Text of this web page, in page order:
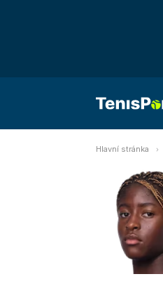
Hlavní stránka